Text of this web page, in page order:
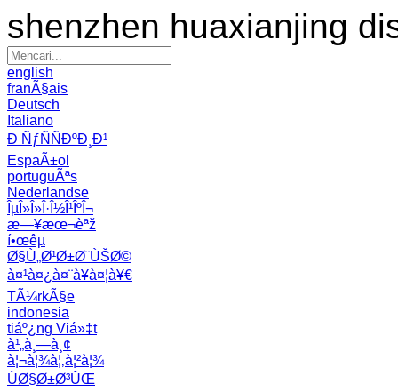
shenzhen huaxianjing
english
franÃ§ais
Deutsch
Italiano
Ð ÑƒÑÑÐºÐ¸Ð¹
EspaÃ±ol
portuguÃªs
Nederlandse
ÎµÎ»Î»Î·Î½Î¹ÎºÎ¬
æ—¥æœ¬èªž
í•œêµ­
Ø§Ù„Ø¹Ø±Ø¨ÙŠØ©
à¤¹à¤¿à¤¨à¥à¤¦à¥€
TÃ¼rkÃ§e
indonesia
tiáº¿ng Viá»‡t
à¹„à¸—à¸¢
à¦¬à¦¾à¦‚à¦²à¦¾
ÙØ§Ø±Ø³ÛŒ